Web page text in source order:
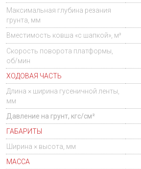
Максимальная глубина резания
грунта, мм
Вместимость ковша «с шапкой», м³
Скорость поворота платформы,
об/мин
ХОДОВАЯ ЧАСТЬ
Длина × ширина гусеничной ленты,
мм
Давление на грунт, кгс/см²
ГАБАРИТЫ
Ширина × высота, мм
МАССА